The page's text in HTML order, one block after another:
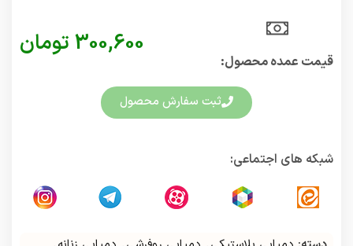
قیمت عمده محصول:​
300,600 تومان
ثبت سفارش محصول
شبکه های اجتماعی: